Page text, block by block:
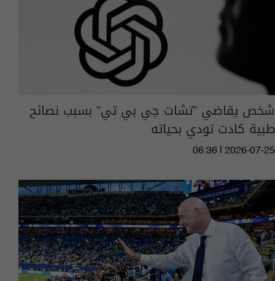
شخص يقاضي "تشات جي بي تي" بسبب نصائح
طبية كادت تودي بحياته
06:36 | 2026-07-25